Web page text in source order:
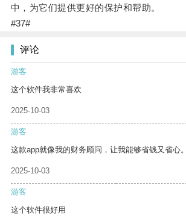
中，为它们提供更好的保护和帮助。
#37#
评论
游客
这个软件我非常喜欢
2025-10-03
游客
这款app就像我的财务顾问，让我能够省钱又省心。
2025-10-03
游客
这个软件很好用